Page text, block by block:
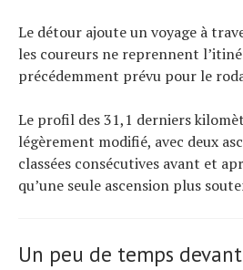
Le détour ajoute un voyage à
les coureurs ne reprennent
précédemment prévu pour le
Le profil des 31,1 derniers
légèrement modifié, avec deux
classées consécutives avant et
qu’une seule ascension plus
Un peu de temps